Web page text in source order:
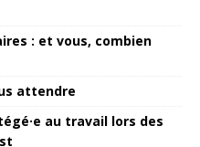
: et vous, combien
attendre
au travail lors des